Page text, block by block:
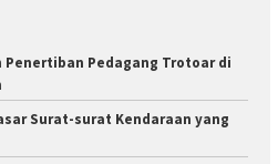
Penertiban Pedagang Trotoar di
Surat-surat Kendaraan yang